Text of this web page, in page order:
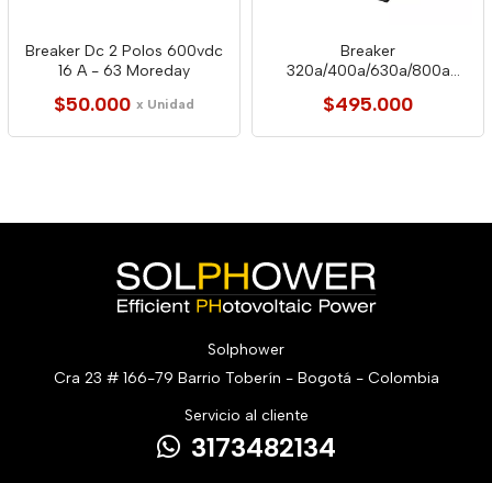
Breaker Dc 2 Polos 600vdc
16 A - 63 Moreday
$50.000 x Unidad
Breaker
320a/400a/630a/800a
$495.000
Solphower
Cra 23 # 166-79 Barrio Toberín - Bogotá - Colombia
Servicio al cliente
3173482134